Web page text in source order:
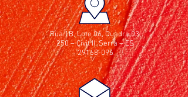
Rua 1B, Lote 06, Quadra 03,
250 – Civit II, Serra – ES
29168-096